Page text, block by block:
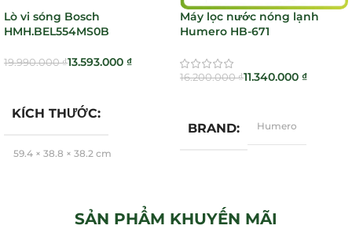
Lò vi sóng Bosch
HMH.BEL554MS0B
19.990.000₫13.593.000 ₫
KÍCH THƯỚC
59,4 × 38,8 × 38,2 cm
Máy lọc nước nóng lạnh
Humero HB-671
16.200.000₫11.340.000 ₫
BRAND Humero
SẢN PHẨM KHUYẾN MÃI